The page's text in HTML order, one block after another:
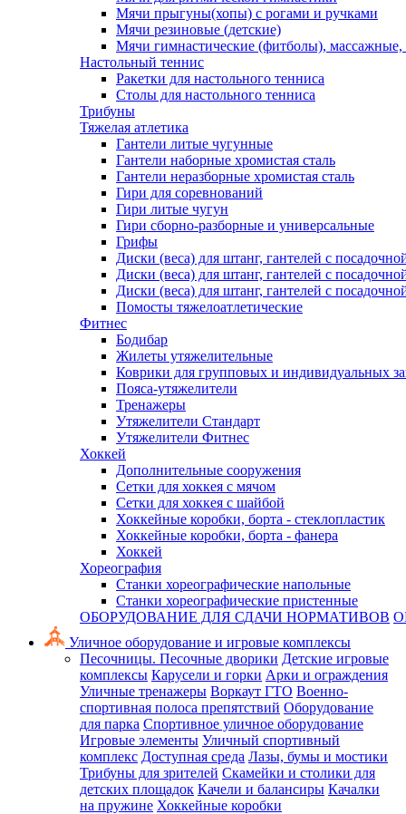
Мячи прыгуны(хопы) с рогами и ручками
Мячи резиновые (детские)
Мячи гимнастические (фитболы),
Настольный теннис
Ракетки для настольного тенниса
Столы для настольного тенниса
Трибуны
Тяжелая атлетика
Гантели литые чугунные
Гантели наборные хромистая сталь
Гантели неразборные хромистая сталь
Гири для соревнований
Гири литые чугун
Гири сборно-разборные и универсальные
Грифы
Диски (веса) для штанг, гантелей с
Диски (веса) для штанг, гантелей с
Диски (веса) для штанг, гантелей с
Помосты тяжелоатлетические
Фитнес
Бодибар
Жилеты утяжелительные
Коврики для групповых и индивидуальных
Пояса-утяжелители
Тренажеры
Утяжелители Стандарт
Утяжелители Фитнес
Хоккей
Дополнительные сооружения
Сетки для хоккея с мячом
Сетки для хоккея с шайбой
Хоккейные коробки, борта - стеклопластик
Хоккейные коробки, борта - фанера
Хоккей
Хореография
Станки хореографические напольные
Станки хореографические пристенные
ОБОРУДОВАНИЕ ДЛЯ СДАЧИ НОРМАТИВОВ
Уличное оборудование и игровые комплексы
Песочницы. Песочные дворики Детские игровые
комплексы Карусели и горки Арки и ограждения
Уличные тренажеры Воркаут ГТО Военно-
спортивная полоса препятствий Оборудование
для парка Спортивное уличное оборудование
Игровые элементы Уличный спортивный
комплекс Доступная среда Лазы, бумы и мостики
Трибуны для зрителей Скамейки и столики для
детских площадок Качели и балансиры Качалки
на пружине Хоккейные коробки